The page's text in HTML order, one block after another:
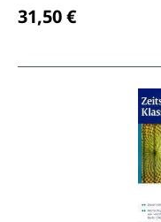
31,50 €